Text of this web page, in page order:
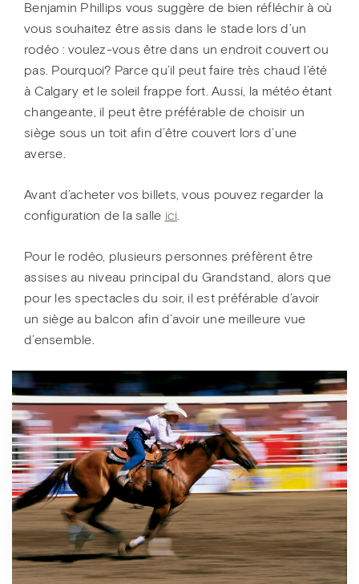
Benjamin Phillips vous suggère de bien réfléchir à où
vous souhaitez être assis dans le stade lors d’un
rodéo : voulez-vous être dans un endroit couvert ou
pas. Pourquoi? Parce qu’il peut faire très chaud l’été
à Calgary et le soleil frappe fort. Aussi, la météo étant
changeante, il peut être préférable de choisir un
siège sous un toit afin d’être couvert lors d’une
averse.
Avant d’acheter vos billets, vous pouvez regarder la
configuration de la salle ici
Pour le rodéo, plusieurs personnes préfèrent être
assises au niveau principal du Grandstand, alors que
pour les spectacles du soir, il est préférable d’avoir
un siège au balcon afin d’avoir une meilleure vue
d’ensemble.